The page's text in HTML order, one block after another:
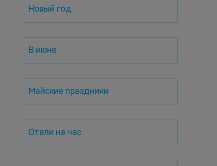
Новый год
В июне
Майские праздники
Отели на час